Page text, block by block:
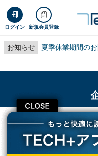
ログイン 新規会員登録
お知らせ 夏季休業期間の
TECH+ 企業IT
企業動向
日本製鉄、熱押形鋼で「SuMPO